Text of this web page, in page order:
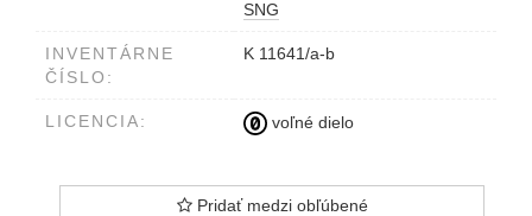
SNG
INVENTÁRNE
ČÍSLO:
K 11641/a-b
LICENCIA: voľné dielo
Pridať medzi obľúbené